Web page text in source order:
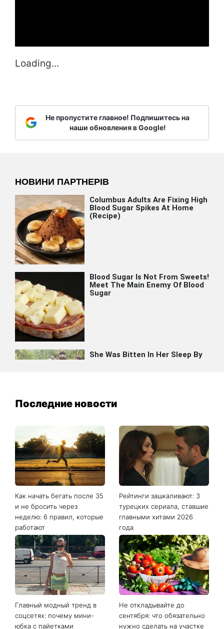
Loading...
Не пропустите главное! Подпишитесь на
наши обновления в Google!
Последние новости